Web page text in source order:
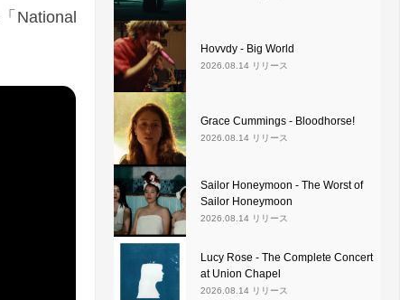
National
Hovvdy - Big World
2026.08.14 リリース
Grace Cummings - Bloodhorse!
2026.08.14 リリース
Sailor Honeymoon - The Worst of
Sailor Honeymoon
2026.08.14 リリース
Lucy Rose - The Complete Concert
at Union Chapel
2026.08.14 リリース